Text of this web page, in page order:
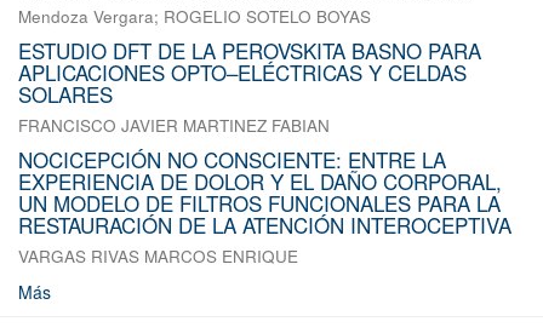
Mendoza Vergara; ROGELIO SOTELO BOYAS
ESTUDIO DFT DE LA PEROVSKITA BASNO PARA
APLICACIONES OPTO–ELÉCTRICAS Y CELDAS
SOLARES
FRANCISCO JAVIER MARTINEZ FABIAN
NOCICEPCIÓN NO CONSCIENTE: ENTRE LA
EXPERIENCIA DE DOLOR Y EL DAÑO CORPORAL,
UN MODELO DE FILTROS FUNCIONALES PARA LA
RESTAURACIÓN DE LA ATENCIÓN INTEROCEPTIVA
VARGAS RIVAS MARCOS ENRIQUE
Más